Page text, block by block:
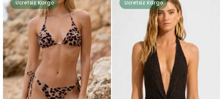
Ücretsiz Kargo Ücretsiz Kargo